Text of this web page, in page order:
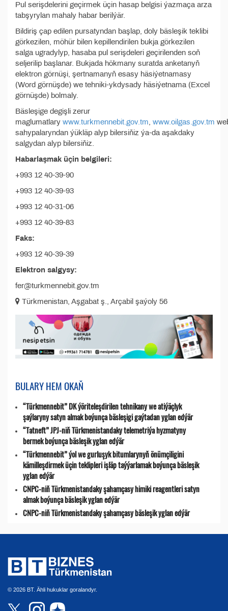
Pul serişdelerini geçirmek üçin hasap belgisi ýazmaça arza
tabşyrylan mahaly habar berilýär.
Bildiriş çap edilen pursatyndan başlap, doly bäsleşik teklibi
görkezilen, möhür bilen kepillendirilen bukja görkezilen
salga ugradylyp, hasaba pul serişdeleri geçirilenden soň
seljerilip başlanar. Bukjada hökmany suratda anketanyň
elektron görnüşi, şertnamanyň esasy häsiýetnamasy
(Word görnüşde) we tehniki-ykdysady häsiýetnama (Excel
görnüşde) bolmaly.
Bäsleşige degişli zerur
maglumatlary www.turkmennebit.gov.tm www.oilgas.gov.tm
sahypalaryndan ýükläp alyp bilersiňiz ýa-da aşakdaky
salgydan alyp bilersiňiz.
Habarlaşmak üçin belgileri:
+993 12 40-39-90
+993 12 40-39-93
+993 12 40-31-06
+993 12 40-39-83
Faks:
+993 12 40-39-39
Elektron salgysy:
fer@turkmennebit.gov.tm
Türkmenistan, Aşgabat ş., Arçabil şaýoly 56
BULARY HEM OKAŇ
“Türkmennebit” DK ýöriteleşdirilen tehnikany we atiýäçlyk
şaýlaryny satyn almak boýunça bäsleşigi gaýtadan yglan edýär
“Tatneft” JPJ-niň Türkmenistandaky telemetriýa hyzmatyny
bermek boýunça bäsleşik yglan edýär
“Türkmennebit” ýol we gurluşyk bitumlarynyň önümçiligini
kämilleşdirmek üçin teklipleri işläp taýýarlamak boýunça bäsleşik
yglan edýär
CNPC-niň Türkmenistandaky şahamçasy himiki reagentleri satyn
almak boýunça bäsleşik yglan edýär
CNPC-niň Türkmenistandaky şahamçasy bäsleşik yglan edýär
© 2026 BT. Ähli hukuklar goralandyr.